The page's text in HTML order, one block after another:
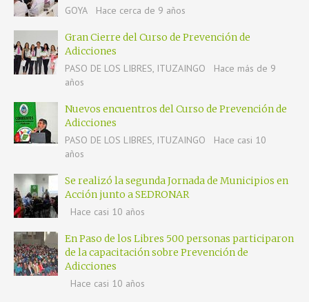
GOYA
Hace cerca de 9 años
Gran Cierre del Curso de Prevención de
Adicciones
PASO DE LOS LIBRES, ITUZAINGO
Hace más de 9
años
Nuevos encuentros del Curso de Prevención de
Adicciones
PASO DE LOS LIBRES, ITUZAINGO
Hace casi 10
años
Se realizó la segunda Jornada de Municipios en
Acción junto a SEDRONAR
Hace casi 10 años
En Paso de los Libres 500 personas participaron
de la capacitación sobre Prevención de
Adicciones
Hace casi 10 años